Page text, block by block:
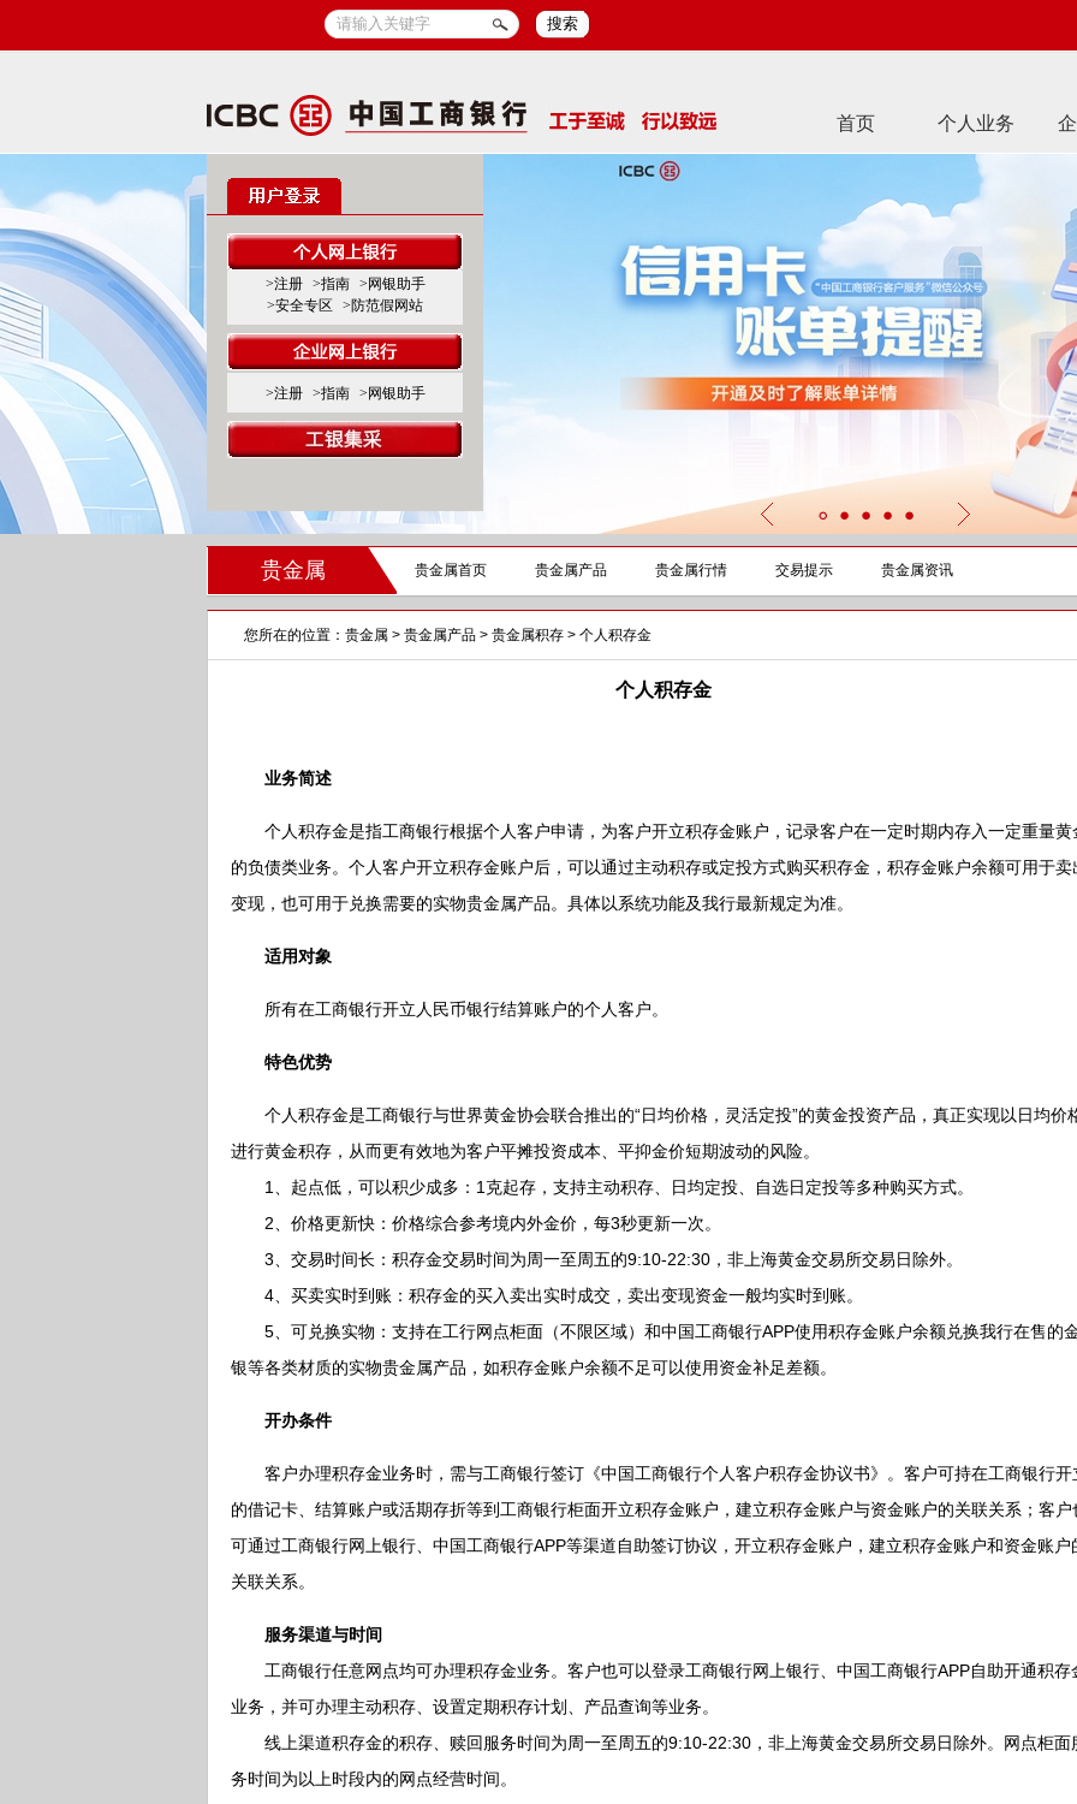
搜索
首页 个人业务
>注册 >指南
>网银助手
>安全专区
>防范假网站
>注册 >指南 >网银助手
贵金属 贵金属首页 贵金属产品 贵金属行情 交易提示 贵金属资讯
您所在的位置： 贵金属 > 贵金属产品 > 贵金属积存 > 个人积存金
个人积存金
业务简述
个人积存金是指工商银行根据个人客户申请，为客户开立积存金账户，记录客户在一定时期内存入一定重量黄
的负债类业务。个人客户开立积存金账户后，可以通过主动积存或定投方式购买积存金，积存金账户余额可用于卖
变现，也可用于兑换需要的实物贵金属产品。具体以系统功能及我行最新规定为准。
适用对象
所有在工商银行开立人民币银行结算账户的个人客户。
特色优势
个人积存金是工商银行与世界黄金协会联合推出的“日均价格，灵活定投”的黄金投资产品，真正实现以日均价
进行黄金积存，从而更有效地为客户平摊投资成本、平抑金价短期波动的风险。
1、起点低，可以积少成多：1克起存，支持主动积存、日均定投、自选日定投等多种购买方式。
2、价格更新快：价格综合参考境内外金价，每3秒更新一次。
3、交易时间长：积存金交易时间为周一至周五的9:10-22:30，非上海黄金交易所交易日除外。
4、买卖实时到账：积存金的买入卖出实时成交，卖出变现资金一般均实时到账。
5、可兑换实物：支持在工行网点柜面（不限区域）和中国工商银行APP使用积存金账户余额兑换我行在售的
银等各类材质的实物贵金属产品，如积存金账户余额不足可以使用资金补足差额。
开办条件
客户办理积存金业务时，需与工商银行签订《中国工商银行个人客户积存金协议书》。客户可持在工商银行开
的借记卡、结算账户或活期存折等到工商银行柜面开立积存金账户，建立积存金账户与资金账户的关联关系；客户
可通过工商银行网上银行、中国工商银行APP等渠道自助签订协议，开立积存金账户，建立积存金账户和资金账户
关联关系。
服务渠道与时间
工商银行任意网点均可办理积存金业务。客户也可以登录工商银行网上银行、中国工商银行APP自助开通积存
业务，并可办理主动积存、设置定期积存计划、产品查询等业务。
线上渠道积存金的积存、赎回服务时间为周一至周五的9:10-22:30，非上海黄金交易所交易日除外。网点柜面
务时间为以上时段内的网点经营时间。